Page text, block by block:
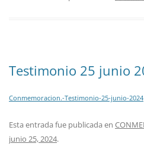
Testimonio 25 junio
Conmemoracion.-Testimonio-25-junio-2024
Esta entrada fue publicada en
junio 25, 2024.